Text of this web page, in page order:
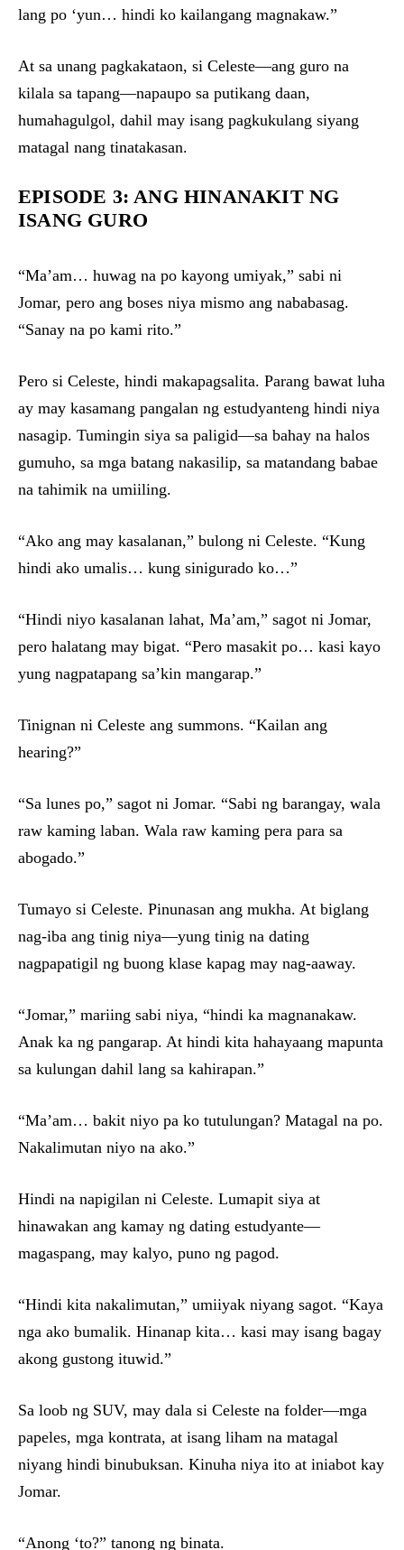
lang po ‘yun… hindi ko kailangang magnakaw.”
At sa unang pagkakataon, si Celeste—ang guro na
kilala sa tapang—napaupo sa putikang daan,
humahagulgol, dahil may isang pagkukulang siyang
matagal nang tinatakasan.
EPISODE 3: ANG HINANAKIT NG
ISANG GURO
“Ma’am… huwag na po kayong umiyak,” sabi ni
Jomar, pero ang boses niya mismo ang nababasag.
“Sanay na po kami rito.”
Pero si Celeste, hindi makapagsalita. Parang bawat luha
ay may kasamang pangalan ng estudyanteng hindi niya
nasagip. Tumingin siya sa paligid—sa bahay na halos
gumuho, sa mga batang nakasilip, sa matandang babae
na tahimik na umiiling.
“Ako ang may kasalanan,” bulong ni Celeste. “Kung
hindi ako umalis… kung sinigurado ko…”
“Hindi niyo kasalanan lahat, Ma’am,” sagot ni Jomar,
pero halatang may bigat. “Pero masakit po… kasi kayo
yung nagpatapang sa’kin mangarap.”
Tinignan ni Celeste ang summons. “Kailan ang
hearing?”
“Sa lunes po,” sagot ni Jomar. “Sabi ng barangay, wala
raw kaming laban. Wala raw kaming pera para sa
abogado.”
Tumayo si Celeste. Pinunasan ang mukha. At biglang
nag-iba ang tinig niya—yung tinig na dating
nagpapatigil ng buong klase kapag may nag-aaway.
“Jomar,” mariing sabi niya, “hindi ka magnanakaw.
Anak ka ng pangarap. At hindi kita hahayaang mapunta
sa kulungan dahil lang sa kahirapan.”
“Ma’am… bakit niyo pa ko tutulungan? Matagal na po.
Nakalimutan niyo na ako.”
Hindi na napigilan ni Celeste. Lumapit siya at
hinawakan ang kamay ng dating estudyante—
magaspang, may kalyo, puno ng pagod.
“Hindi kita nakalimutan,” umiiyak niyang sagot. “Kaya
nga ako bumalik. Hinanap kita… kasi may isang bagay
akong gustong ituwid.”
Sa loob ng SUV, may dala si Celeste na folder—mga
papeles, mga kontrata, at isang liham na matagal
niyang hindi binubuksan. Kinuha niya ito at iniabot kay
Jomar.
“Anong ‘to?” tanong ng binata.